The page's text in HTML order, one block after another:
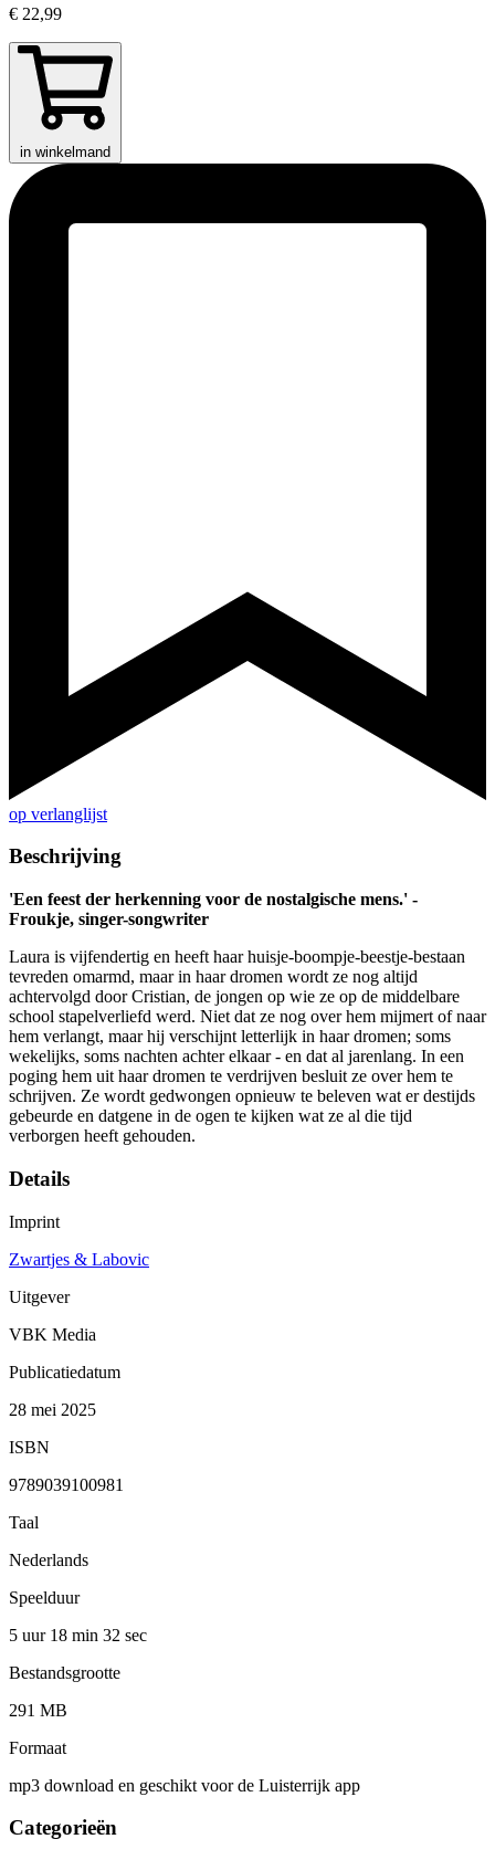
€ 22,99
in winkelmand
op verlanglijst
Beschrijving
'Een feest der herkenning voor de nostalgische mens.' -
Froukje, singer-songwriter
Laura is vijfendertig en heeft haar huisje-boompje-beestje-bestaan
tevreden omarmd, maar in haar dromen wordt ze nog altijd
achtervolgd door Cristian, de jongen op wie ze op de middelbare
school stapelverliefd werd. Niet dat ze nog over hem mijmert of naar
hem verlangt, maar hij verschijnt letterlijk in haar dromen; soms
wekelijks, soms nachten achter elkaar - en dat al jarenlang. In een
poging hem uit haar dromen te verdrijven besluit ze over hem te
schrijven. Ze wordt gedwongen opnieuw te beleven wat er destijds
gebeurde en datgene in de ogen te kijken wat ze al die tijd
verborgen heeft gehouden.
Details
Imprint
Zwartjes & Labovic
Uitgever
VBK Media
Publicatiedatum
28 mei 2025
ISBN
9789039100981
Taal
Nederlands
Speelduur
5 uur 18 min 32 sec
Bestandsgrootte
291 MB
Formaat
mp3 download en geschikt voor de Luisterrijk app
Categorieën